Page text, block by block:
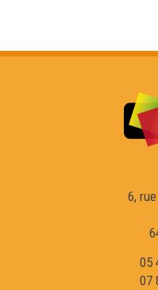
Rebelhet
En Gaouach :
Moussu T e
6,
05
07